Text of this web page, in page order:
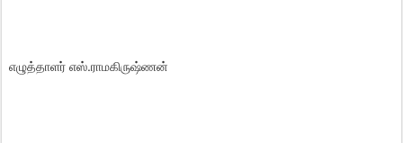
எழுத்தாளர் எஸ்.ராமகிருஷ்ணன்